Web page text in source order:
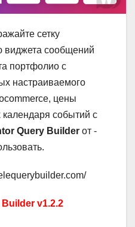
сетку
сообщений
портфолио с
настраиваемого
цены
событий с
Query Builder от -
v1.2.2